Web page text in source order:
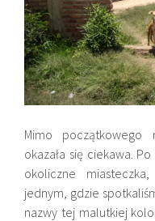
Mimo początkowego
okazała się ciekawa.
okoliczne
jednym, gdzie
nazwy tej malutkiej